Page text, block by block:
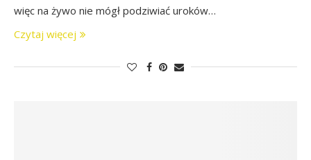
więc na żywo nie mógł podziwiać uroków…
Czytaj więcej